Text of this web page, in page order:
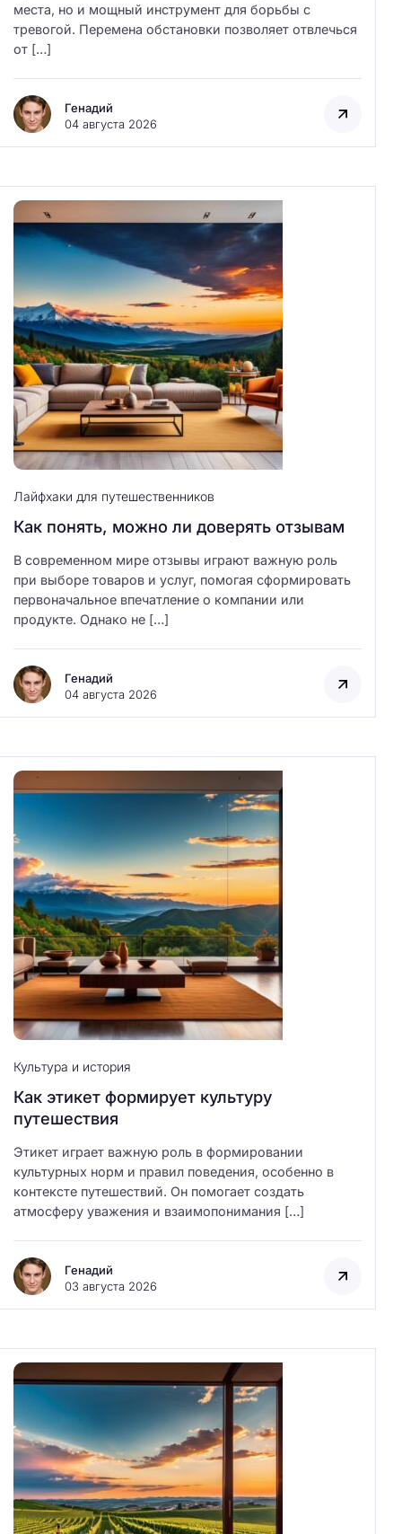
места, но и мощный инструмент для борьбы с
тревогой. Перемена обстановки позволяет отвлечься
от […]
Генадий
04 августа 2026
Лайфхаки для путешественников
Как понять, можно ли доверять отзывам
В современном мире отзывы играют важную роль
при выборе товаров и услуг, помогая сформировать
первоначальное впечатление о компании или
продукте. Однако не […]
Генадий
04 августа 2026
Культура и история
Как этикет формирует культуру
путешествия
Этикет играет важную роль в формировании
культурных норм и правил поведения, особенно в
контексте путешествий. Он помогает создать
атмосферу уважения и взаимопонимания […]
Генадий
03 августа 2026
Н
а
й
т
и
: